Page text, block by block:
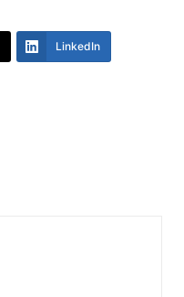
LinkedIn